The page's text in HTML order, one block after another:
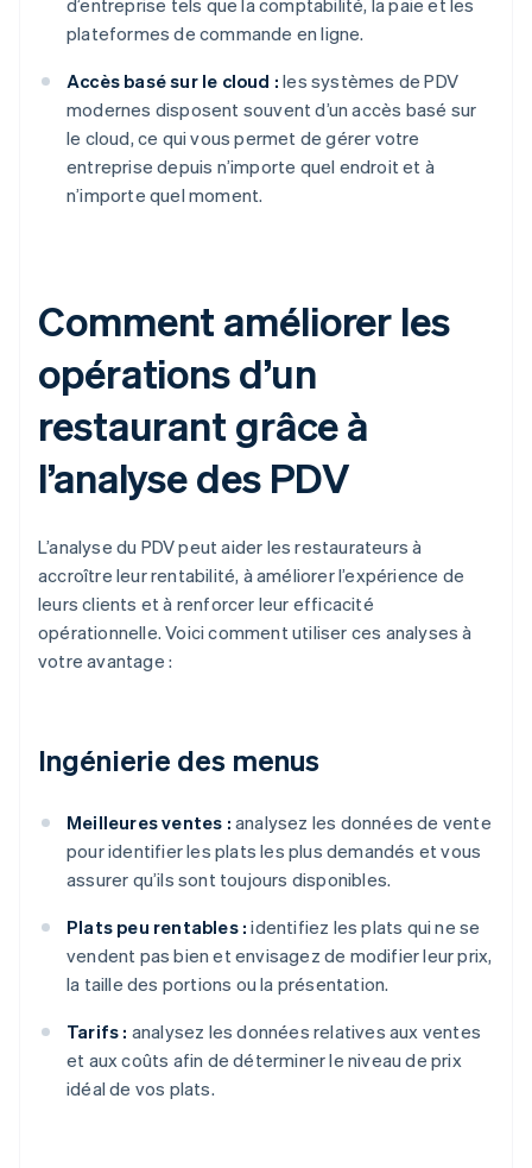
d’entreprise tels que la comptabilité, la paie et les
plateformes de commande en ligne.
Accès basé sur le cloud : les systèmes de PDV
modernes disposent souvent d’un accès basé sur
le cloud, ce qui vous permet de gérer votre
entreprise depuis n’importe quel endroit et à
n’importe quel moment.
Comment améliorer les
opérations d’un
restaurant grâce à
l’analyse des PDV
L’analyse du PDV peut aider les restaurateurs à
accroître leur rentabilité, à améliorer l’expérience de
leurs clients et à renforcer leur efficacité
opérationnelle. Voici comment utiliser ces analyses à
votre avantage :
Ingénierie des menus
Meilleures ventes : analysez les données de vente
pour identifier les plats les plus demandés et vous
assurer qu’ils sont toujours disponibles.
Plats peu rentables : identifiez les plats qui ne se
vendent pas bien et envisagez de modifier leur prix,
la taille des portions ou la présentation.
Tarifs : analysez les données relatives aux ventes
et aux coûts afin de déterminer le niveau de prix
idéal de vos plats.